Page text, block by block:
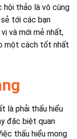
hội thảo là vô cùng
sẻ tới các bạn
và mới mẻ nhất,
một cách tốt nhất
là phải thấu hiểu
đặc biệt quan
thấu hiểu mong